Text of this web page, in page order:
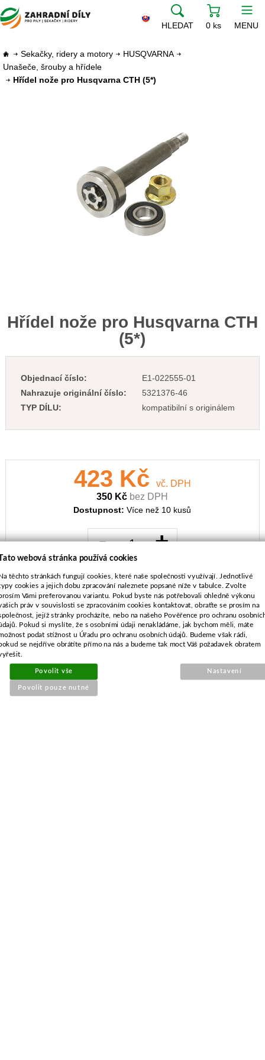
HLEDAT 0 ks MENU
Sekačky, ridery a motory
HUSQVARNA
Unašeče, šrouby a hřídele
Hřídel nože pro Husqvarna CTH (5*)
Hřídel nože pro Husqvarna CTH
(5*)
Objednací číslo:
E1-022555-01
Nahrazuje originální číslo:
5321376-46
TYP DÍLU:
kompatibilní s originálem
423 Kč
vč. DPH
350 Kč bez DPH
Dostupnost:Více než 10 kusů
- +
KOUPIT
POPIS ZBOŽÍ
webová stránka používá cookies
těchto stránkách fungují cookies, které naše společnosti využívají. Jednotlivé
cookies a jejich dobu zpracování naleznete popsané níže v tabulce. Zvolte
Vámi preferovanou variantu. Pokud byste nás potřebovali ohledně výkonu
práv v souvislosti se zpracováním cookies kontaktovat, obraťte se prosím na
jejíž stránky procházíte, nebo na našeho Pověřence pro ochranu
Pokud si myslíte, že s osobními údaji nenakládáme, jak bychom měli, máte
podat stížnost u Úřadu pro ochranu osobních údajů. Budeme však rádi,
se nejdříve obrátíte přímo na nás a budeme tak moct Váš požadavek obratem
Povolit vše
Povolit pouze nutné
Nastavení